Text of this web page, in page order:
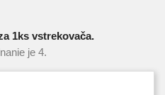
1ks vstrekovača.
je 4.